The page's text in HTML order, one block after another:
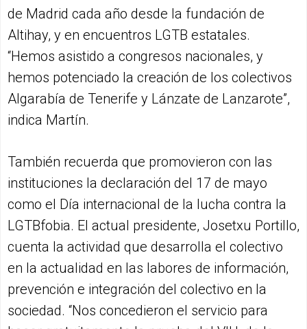
de Madrid cada año desde la fundación de
Altihay, y en encuentros LGTB estatales.
“Hemos asistido a congresos nacionales, y
hemos potenciado la creación de los colectivos
Algarabía de Tenerife y Lánzate de Lanzarote”,
indica Martín.
También recuerda que promovieron con las
instituciones la declaración del 17 de mayo
como el Día internacional de la lucha contra la
LGTBfobia. El actual presidente, Josetxu Portillo,
cuenta la actividad que desarrolla el colectivo
en la actualidad en las labores de información,
prevención e integración del colectivo en la
sociedad. “Nos concedieron el servicio para